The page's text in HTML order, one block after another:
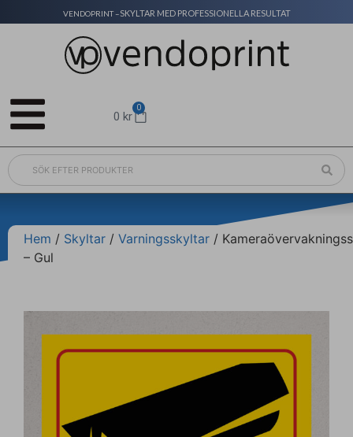
VENDOPRINT –SKYLTAR MED PROFESSIONELLA RESULTAT
0kr
0
Hem / Skyltar / Varningsskyltar /
– Gul